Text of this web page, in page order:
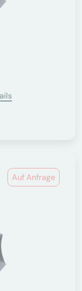
Auf Anfrage